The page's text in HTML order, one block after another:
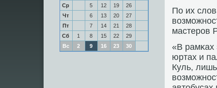
Ср
5 12 19
26
Чт
6 13 20
27
Пт
7 14 21
28
Сб
1 8 15 22
29
Вс
2 9 16 23 30
По их
мастерοв
«В рамκах
юртах и
Куль,